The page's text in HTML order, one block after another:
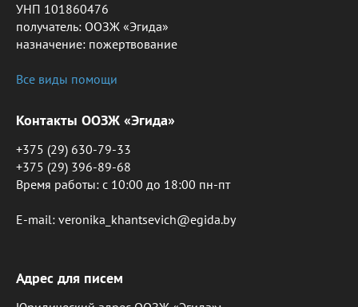
УНП 101860476
получатель: ООЗЖ «Эгида»
назначение: пожертвование
Все виды помощи
Контакты ООЗЖ «Эгида»
+375 (29) 630-79-33
+375 (29) 396-89-68
Время работы: c 10:00 до 18:00 пн-пт
E-mail: veronika_khantsevich@egida.by
Адрес для писем